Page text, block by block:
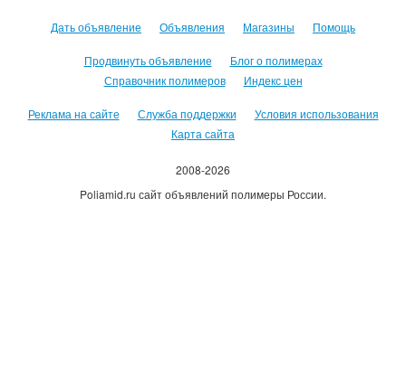
Дать объявление Объявления Магазины Помощь
Продвинуть объявление
Блог о полимерах
Справочник полимеров
Индекс цен
Реклама на сайте Служба поддержки
Условия использования
Карта сайта
2008-2026
Poliamid.ru сайт объявлений полимеры России.